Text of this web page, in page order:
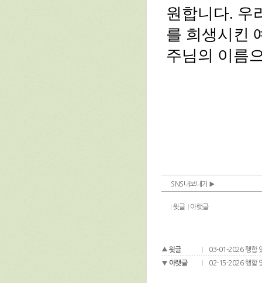
SNS내보내기
윗글 아랫글
윗글
03-01-2026 행함
아랫글
02-15-2026 행함